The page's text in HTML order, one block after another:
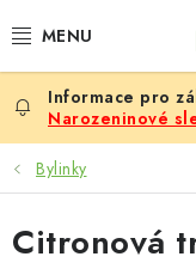
na
PREMIUM
DOPLŇKY STRAVY
CÍLE
Narozeninové
Bylinky
Citronová